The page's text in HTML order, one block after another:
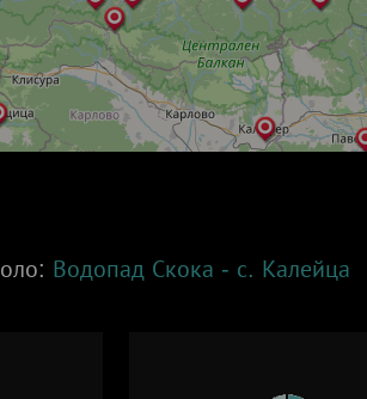
Водопад Скока - с. Калейца